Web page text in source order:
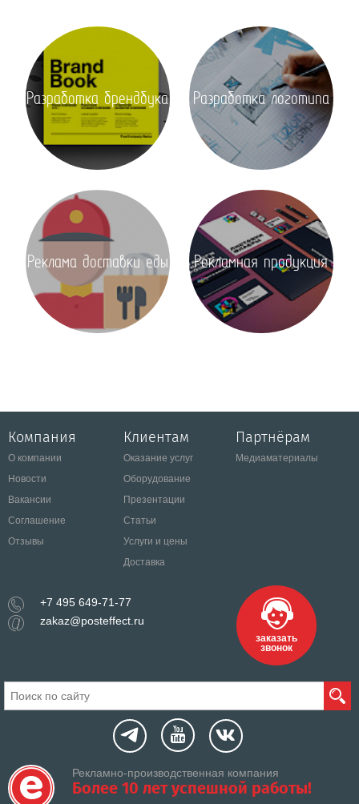
Разработка брендбука Разработка логотипа
Реклама доставки еды Рекламная продукция
Компания
О компании
Новости
Вакансии
Соглашение
Отзывы
Клиентам
Оказание услуг
Оборудование
Презентации
Статьи
Услуги и цены
Доставка
Партнёрам
Медиаматериалы
+7 495 649-71-77
zakaz@posteffect.ru
заказать
звонок
Рекламно-производственная компания
Более 10 лет успешной работы!